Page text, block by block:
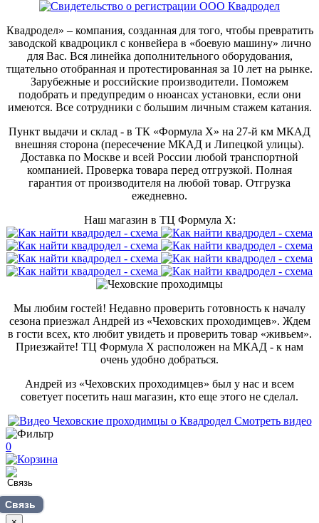
Квадродел» – компания, созданная для того, чтобы превратить
заводской квадроцикл с конвейера в «боевую машину» лично
для Вас. Вся линейка дополнительного оборудования,
тщательно отобранная и протестированная за 10 лет на рынке.
Зарубежные и российские производители. Поможем
подобрать и предупредим о нюансах установки, если они
имеются. Все сотрудники с большим личным стажем катания.
Пункт выдачи и склад - в ТК «Формула X» на 27-й км МКАД
внешняя сторона (пересечение МКАД и Липецкой улицы).
Доставка по Москве и всей России любой транспортной
компанией. Проверка товара перед отгрузкой. Полная
гарантия от производителя на любой товар. Отгрузка
ежедневно.
Наш магазин в ТЦ Формула Х:
Мы любим гостей! Недавно проверить готовность к началу
сезона приезжал Андрей из «Чеховских проходимцев». Ждем
в гости всех, кто любит увидеть и проверить товар «живьем».
Приезжайте! ТЦ Формула Х расположен на МКАД - к нам
очень удобно добраться.
Андрей из «Чеховских проходимцев» был у нас и всем
советует посетить наш магазин, кто еще этого не сделал.
Смотреть видео
0
Связь